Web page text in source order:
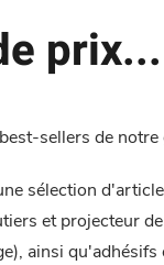
prix...
sellers de
sélection
et projecteur
ainsi